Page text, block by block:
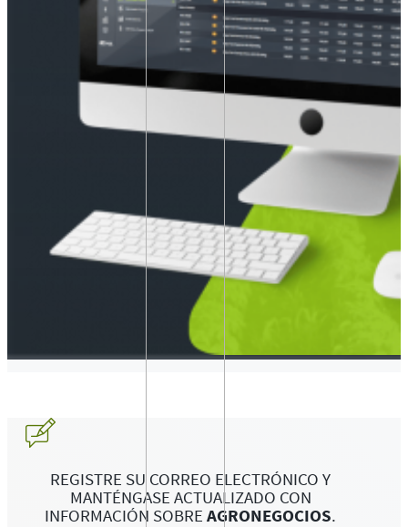
REGISTRE SU CORREO ELECTRÓNICO Y
MANTÉNGASE ACTUALIZADO CON
INFORMACIÓN SOBRE AGRONEGOCIOS.